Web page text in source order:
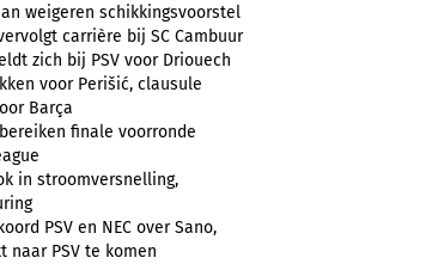
weigeren schikkingsvoorstel
carrière bij SC Cambuur
zich bij PSV voor Driouech
voor Perišić, clausule
Barça
finale voorronde
in stroomversnelling,
PSV en NEC over Sano,
naar PSV te komen